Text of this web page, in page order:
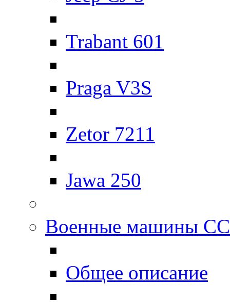
Trabant 601
Praga V3S
Zetor 7211
Jawa 250
Военные машины
Общее описание